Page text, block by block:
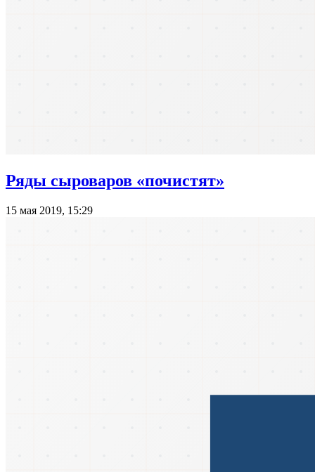
Ряды сыроваров «почистят»
15 мая 2019, 15:29